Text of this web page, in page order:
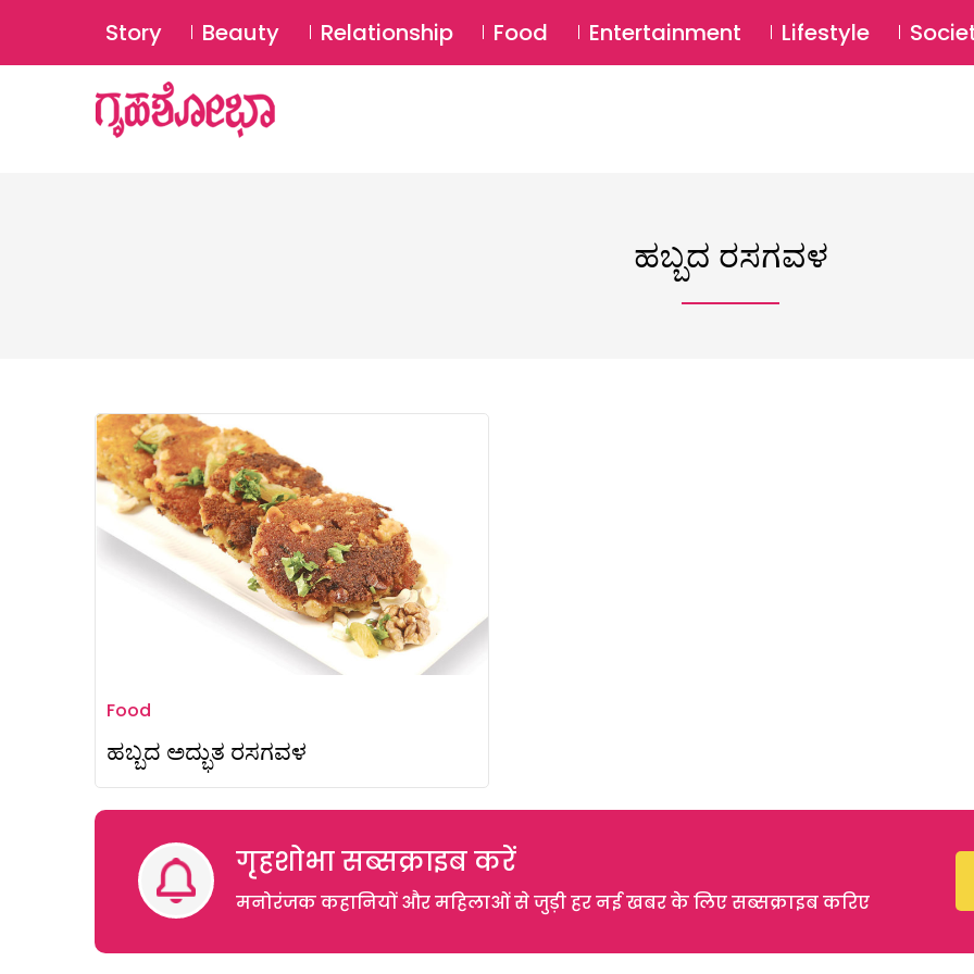
Story Beauty Relationship Food Entertainment Lifestyle
ಹಬ್ಬದ ರಸಗವಳ
Food
ಹಬ್ಬದ ಅದ್ಭುತ ರಸಗವಳ
गृहशोभा सब्सक्राइब करें
मनोरंजक कहानियों और महिलाओं से जुड़ी हर नई खबर के लिए सब्सक्राइब करिए